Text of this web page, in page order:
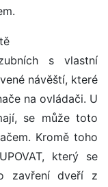
s vlastní
návěští, které
na ovládači. U
se může toto
Kromě toho
který se
zavření dveří z